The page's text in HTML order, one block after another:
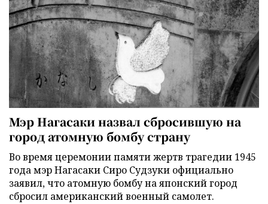
Мэр Нагасаки назвал сбросившую на
город атомную бомбу страну
Во время церемонии памяти жертв трагедии 1945
года мэр Нагасаки Сиро Судзуки официально
заявил, что атомную бомбу на японский город
сбросил американский военный самолет.